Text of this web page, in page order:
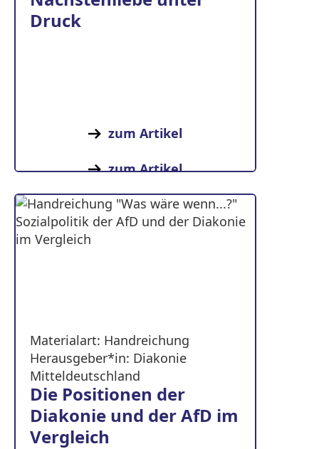
Druck
zum Artikel
zum Artikel
Materialart: Handreichung
Herausgeber*in: Diakonie
Mitteldeutschland
Die Positionen der
Diakonie und der AfD im
Vergleich